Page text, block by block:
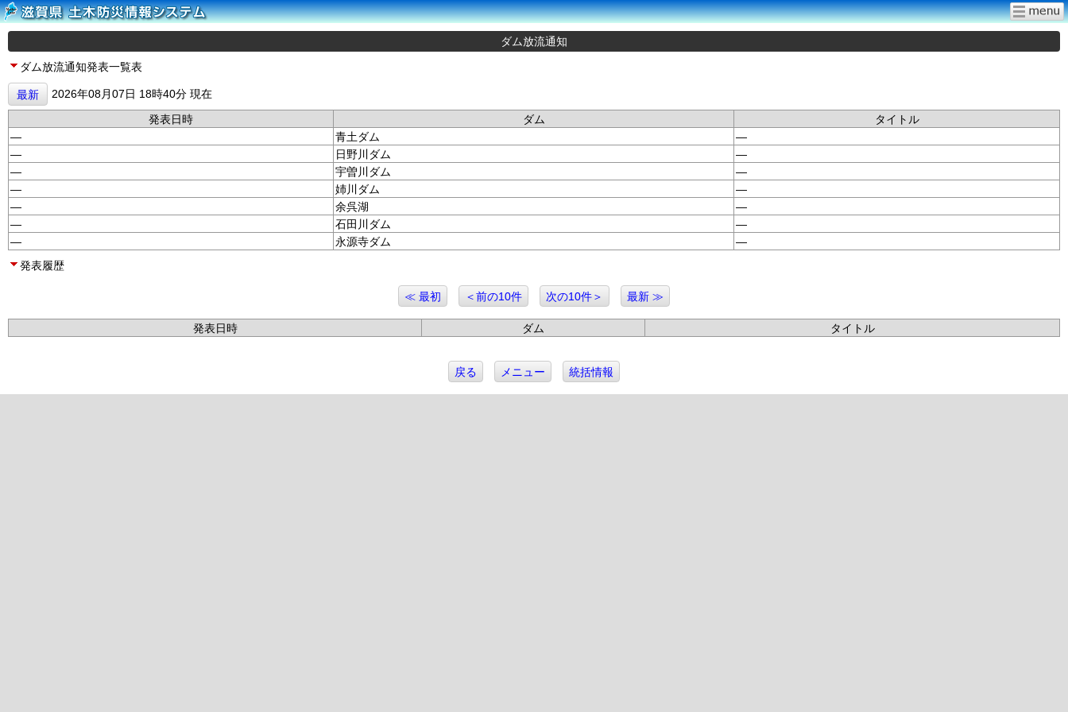
ダム放流通知
ダム放流通知発表一覧表
最新
2026年08月07日 18時40分 現在
発表日時
ダム
タイトル
—
青土ダム
—
—
日野川ダム
—
—
宇曽川ダム
—
—
姉川ダム
—
—
余呉湖
—
—
石田川ダム
—
—
永源寺ダム
—
発表履歴
≪ 最初 ＜前の10件 次の10件＞ 最新 ≫
発表日時 ダム タイトル
戻る メニュー 統括情報